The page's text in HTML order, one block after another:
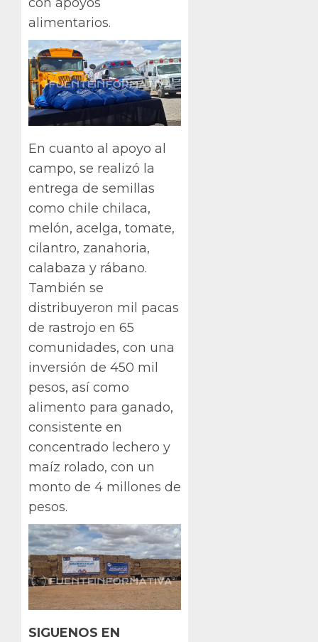
alimentarios.
En cuanto al apoyo al
campo, se realizó la
entrega de semillas
como chile chilaca,
melón, acelga, tomate,
cilantro, zanahoria,
calabaza y rábano.
También se
distribuyeron mil pacas
de rastrojo en 65
comunidades, con una
inversión de 450 mil
pesos, así como
alimento para ganado,
consistente en
concentrado lechero y
maíz rolado, con un
monto de 4 millones de
pesos.
SIGUENOS EN